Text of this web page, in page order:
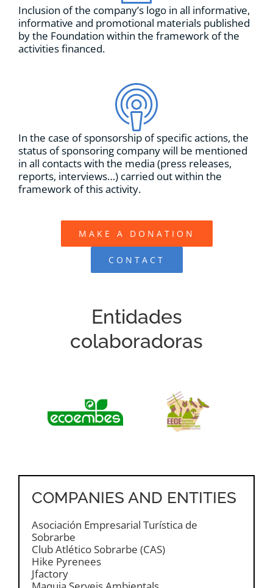
Inclusion of the company’s logo in all informative,
informative and promotional materials published
by the Foundation within the framework of the
activities financed.
In the case of sponsorship of specific actions, the
status of sponsoring company will be mentioned
in all contacts with the media (press releases,
reports, interviews…) carried out within the
framework of this activity.
MAKE A DONATION
CONTACT
Entidades
colaboradoras
COMPANIES AND ENTITIES
Asociación Empresarial Turística de
Sobrarbe
Club Atlético Sobrarbe (CAS)
Hike Pyrenees
Jfactory